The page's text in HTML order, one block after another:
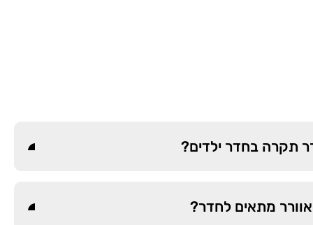
תקרה בחדר ילדים?
מתאים לחדר?